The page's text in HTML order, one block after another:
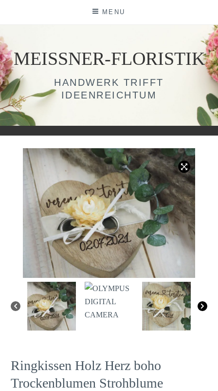
MENU
MEISSNER-FLORISTIK
HANDWERK TRIFFT
IDEENREICHTUM
Ringkissen Holz Herz boho
Trockenblumen Strohblume